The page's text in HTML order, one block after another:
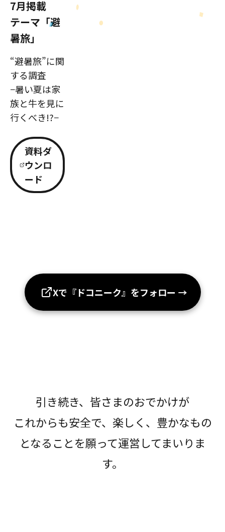
7月掲載
テーマ「避
暑旅」
“避暑旅”に関
する調査
−暑い夏は家
族と牛を見に
行くべき!?−
資料ダ
ウンロ
ード
Xで『ドコニーク』をフォロー →
引き続き、皆さまのおでかけが
これからも安全で、楽しく、豊かなもの
となることを願って運営してまいりま
す。